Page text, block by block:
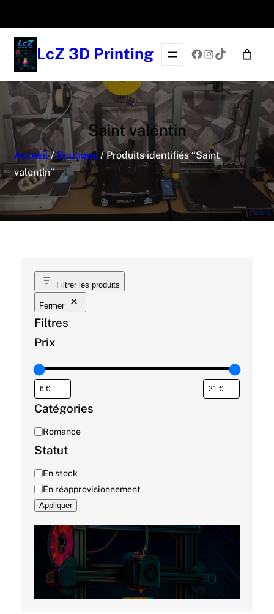
LcZ 3D Printing Facebook
Instagram
TikTok
Saint valentin
Accueil/Boutique/ Produits identifiés “Saint
valentin”
Filtrer les produits
Fermer
Filtres
Prix
Catégories
C
a
é
g
Romance
Statut
D
i
s
En stock
En réapprovisionnement
Appliquer